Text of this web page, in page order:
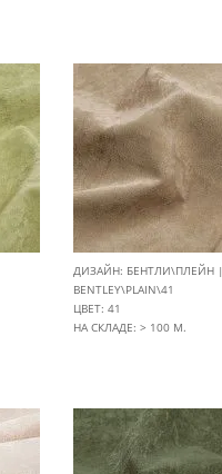
ДИЗАЙН: БЕНТЛИ\ПЛЕЙН |
BENTLEY\PLAIN\41
ЦВЕТ: 41
НА СКЛАДЕ: > 100 М.